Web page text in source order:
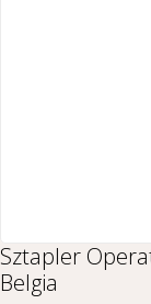
Sztapler
Belgia